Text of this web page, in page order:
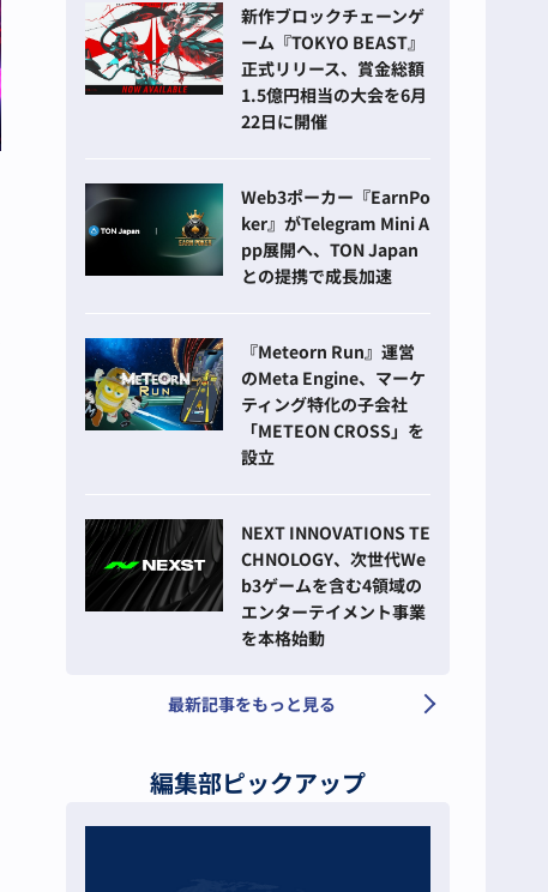
新作ブロックチェーンゲ
ーム『TOKYO BEAST』
正式リリース、賞金総額
1.5億円相当の大会を6月
22日に開催
Web3ポーカー『EarnPo
ker』がTelegram Mini A
pp展開へ、TON Japan
との提携で成長加速
『Meteorn Run』運営
のMeta Engine、マーケ
ティング特化の子会社
「METEON CROSS」を
設立
NEXT INNOVATIONS TE
CHNOLOGY、次世代We
b3ゲームを含む4領域の
エンターテイメント事業
を本格始動
最新記事をもっと見る
編集部ピックアップ